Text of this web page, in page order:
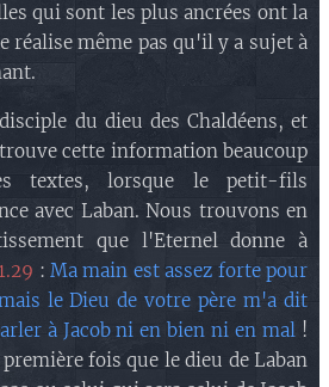
qui sont les plus ancrées ont la
réalise même pas qu'il y a sujet à
du dieu des Chaldéens, et
cette information beaucoup
textes, lorsque le petit-fils
avec Laban. Nous trouvons en
que l'Eternel donne à
:Ma main est assez forte pour
le Dieu de votre père m'a dit
à Jacob ni en bien ni en mal !
fois que le dieu de Laban